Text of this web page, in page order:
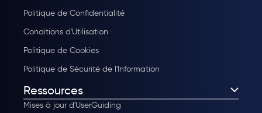
Politique de Confidentialité
Conditions d'Utilisation
Politique de Cookies
Politique de Sécurité de l'Information
Ressources
Mises à jour d'UserGuiding